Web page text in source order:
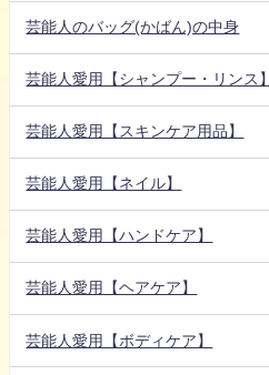
芸能人のバッグ(かばん)の中身
芸能人愛用【シャンプー・リンス】
芸能人愛用【スキンケア用品】
芸能人愛用【ネイル】
芸能人愛用【ハンドケア】
芸能人愛用【ヘアケア】
芸能人愛用【ボディケア】